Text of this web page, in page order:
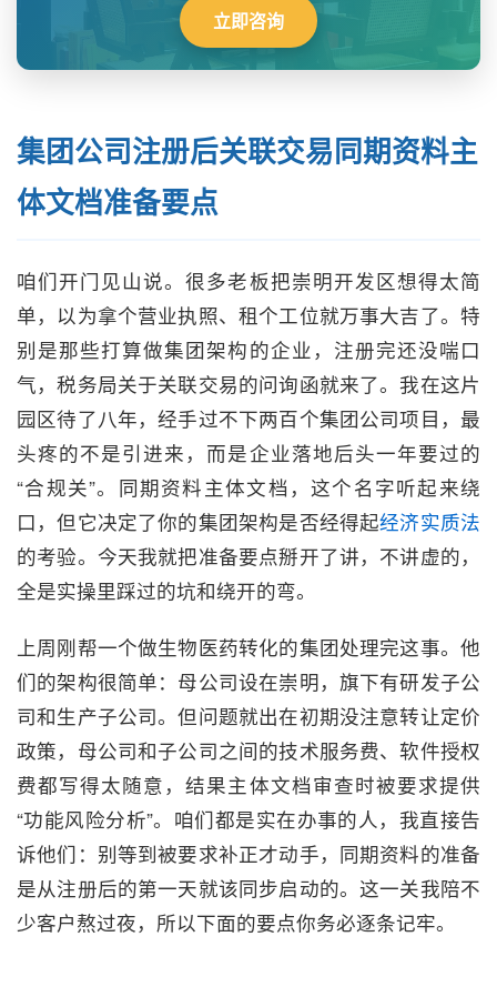
立即咨询
集团公司注册后关联交易同期资料主
体文档准备要点
咱们开门见山说。很多老板把崇明开发区想得太简
单，以为拿个营业执照、租个工位就万事大吉了。特
别是那些打算做集团架构的企业，注册完还没喘口
气，税务局关于关联交易的问询函就来了。我在这片
园区待了八年，经手过不下两百个集团公司项目，最
头疼的不是引进来，而是企业落地后头一年要过的
“合规关”。同期资料主体文档，这个名字听起来绕
口，但它决定了你的集团架构是否经得起经济实质法
的考验。今天我就把准备要点掰开了讲，不讲虚的，
全是实操里踩过的坑和绕开的弯。
上周刚帮一个做生物医药转化的集团处理完这事。他
们的架构很简单：母公司设在崇明，旗下有研发子公
司和生产子公司。但问题就出在初期没注意转让定价
政策，母公司和子公司之间的技术服务费、软件授权
费都写得太随意，结果主体文档审查时被要求提供
“功能风险分析”。咱们都是实在办事的人，我直接告
诉他们：别等到被要求补正才动手，同期资料的准备
是从注册后的第一天就该同步启动的。这一关我陪不
少客户熬过夜，所以下面的要点你务必逐条记牢。